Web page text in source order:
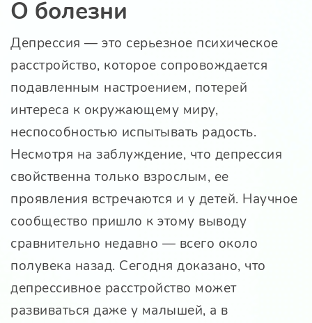
О болезни
Депрессия — это серьезное психическое
расстройство, которое сопровождается
подавленным настроением, потерей
интереса к окружающему миру,
неспособностью испытывать радость.
Несмотря на заблуждение, что депрессия
свойственна только взрослым, ее
проявления встречаются и у детей. Научное
сообщество пришло к этому выводу
сравнительно недавно — всего около
полувека назад. Сегодня доказано, что
депрессивное расстройство может
развиваться даже у малышей, а в